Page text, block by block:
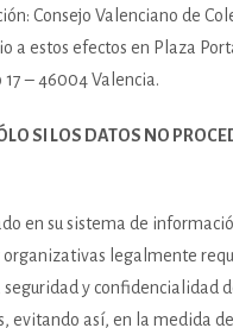
Consejo Valenciano de
a estos efectos en Plaza
17 – 46004 Valencia.
SI LOS DATOS NO
en su sistema de
organizativas legalmente
y confidencialidad
evitando así, en la medida